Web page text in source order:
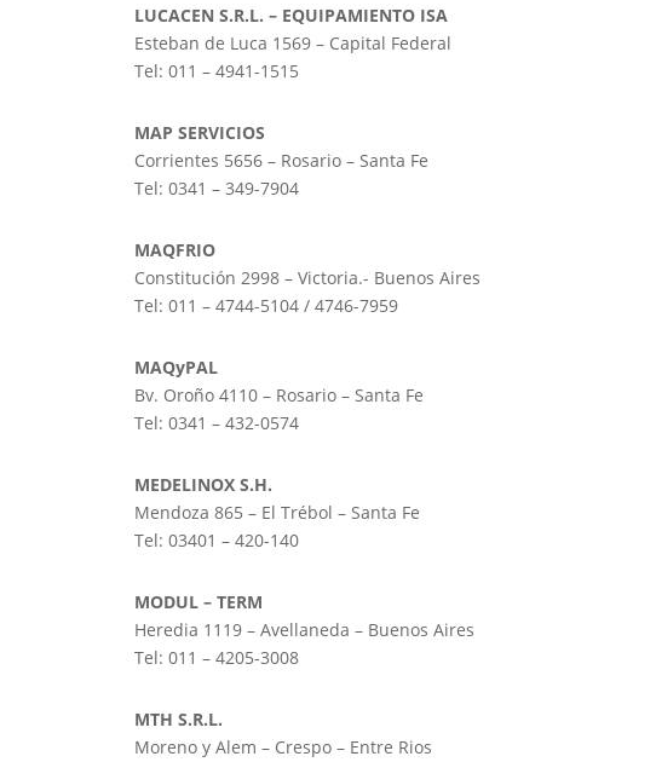
LUCACEN S.R.L. – EQUIPAMIENTO ISA
Esteban de Luca 1569 – Capital Federal
Tel: 011 – 4941-1515
MAP SERVICIOS
Corrientes 5656 – Rosario – Santa Fe
Tel: 0341 – 349-7904
MAQFRIO
Constitución 2998 – Victoria.- Buenos Aires
Tel: 011 – 4744-5104 / 4746-7959
MAQyPAL
Bv. Oroño 4110 – Rosario – Santa Fe
Tel: 0341 – 432-0574
MEDELINOX S.H.
Mendoza 865 – El Trébol – Santa Fe
Tel: 03401 – 420-140
MODUL – TERM
Heredia 1119 – Avellaneda – Buenos Aires
Tel: 011 – 4205-3008
MTH S.R.L.
Moreno y Alem – Crespo – Entre Rios